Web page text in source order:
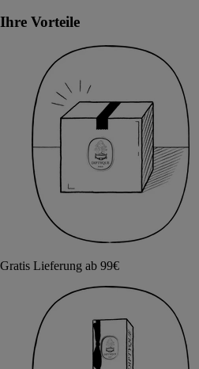
Ihre Vorteile
Gratis Lieferung ab 99€